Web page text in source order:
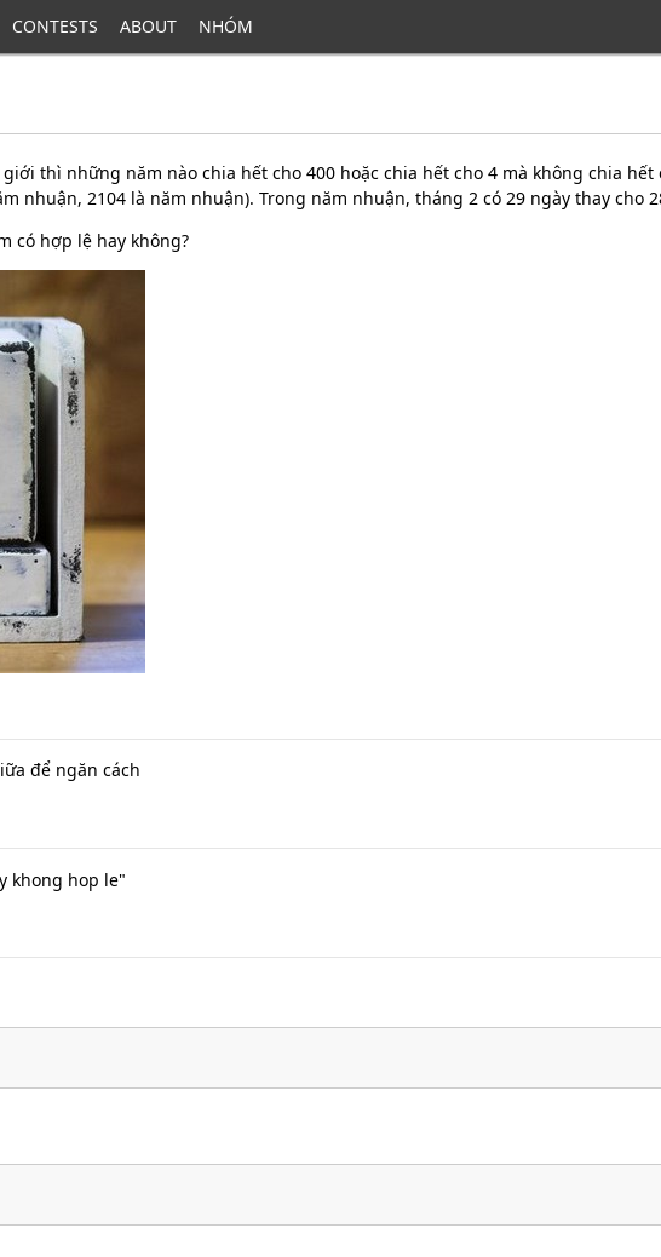
CONTESTS ABOUT NHÓM
thì những năm nào chia hết cho 400 hoặc chia hết cho 4 mà không chia hết
nhuận, 2104 là năm nhuận). Trong năm nhuận, tháng 2 có 29 ngày thay cho
có hợp lệ hay không?
để ngăn cách
khong hop le"